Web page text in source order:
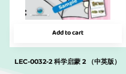
Add to cart
LEC-0032-2 科学启蒙 2 （中英版）